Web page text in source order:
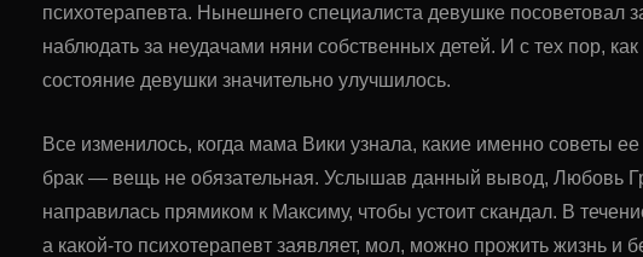
психотерапевта. Нынешнего специалиста девушке посоветовал
наблюдать за неудачами няни собственных детей. И с тех пор,
состояние девушки значительно улучшилось.
Все изменилось, когда мама Вики узнала, какие именно советы
брак — вещь не обязательная. Услышав данный вывод, Любовь
направилась прямиком к Максиму, чтобы устоит скандал. В
а какой-то психотерапевт заявляет, мол, можно прожить жизнь и